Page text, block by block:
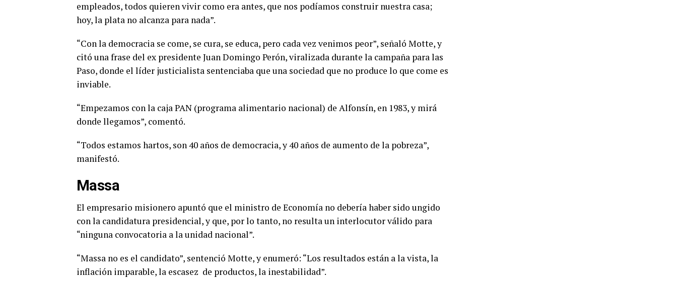
empleados, todos quieren vivir como era antes, que nos podíamos construir nuestra casa;
hoy, la plata no alcanza para nada”.
“Con la democracia se come, se cura, se educa, pero cada vez venimos peor”, señaló Motte, y
citó una frase del ex presidente Juan Domingo Perón, viralizada durante la campaña para las
Paso, donde el líder justicialista sentenciaba que una sociedad que no produce lo que come es
inviable.
“Empezamos con la caja PAN (programa alimentario nacional) de Alfonsín, en 1983, y mirá
donde llegamos”, comentó.
“Todos estamos hartos, son 40 años de democracia, y 40 años de aumento de la pobreza”,
manifestó.
Massa
El empresario misionero apuntó que el ministro de Economía no debería haber sido ungido
con la candidatura presidencial, y que, por lo tanto, no resulta un interlocutor válido para
“ninguna convocatoria a la unidad nacional”.
“Massa no es el candidato”, sentenció Motte, y enumeró: “Los resultados están a la vista, la
inflación imparable, la escasez de productos, la inestabilidad”.